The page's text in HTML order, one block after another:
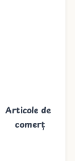
Articole de
comerț